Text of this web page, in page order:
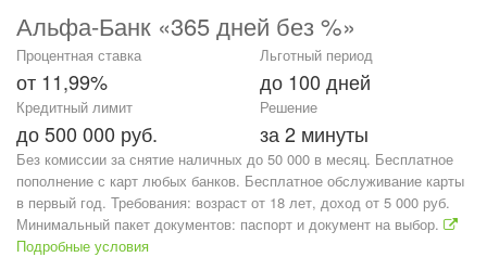
Альфа-Банк «365 дней без %»
Процентная ставка
от 11,99%
Льготный период
до 100 дней
Кредитный лимит
до 500 000 руб.
Решение
за 2 минуты
Без комиссии за снятие наличных до 50 000 в месяц. Бесплатное
пополнение с карт любых банков. Бесплатное обслуживание карты
в первый год. Требования: возраст от 18 лет, доход от 5 000 руб.
Минимальный пакет документов: паспорт и документ на выбор.
Подробные условия